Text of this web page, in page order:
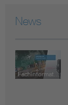
News
Fachinformation